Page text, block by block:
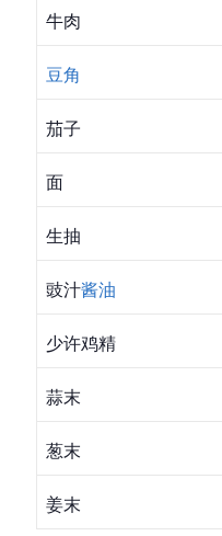
牛肉
豆角
茄子
面
生抽
豉汁酱油
少许鸡精
蒜末
葱末
姜末